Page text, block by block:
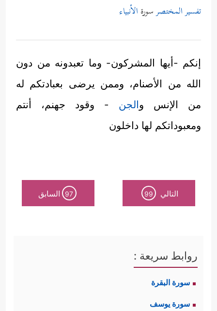
تفسير المختصرسورة الأنبياء
إنكم -أيها المشركون- وما تعبدونه من دون
الله من الأصنام، وممن يرضى بعبادتكم له
من الإنس والجن - وقود جهنم، أنتم
ومعبوداتكم لها داخلون
التالي 99
97 السابق
روابط سريعة :
سورة البقرة
سورة يوسف